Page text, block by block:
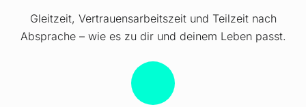
Gleitzeit, Vertrauensarbeitszeit und Teilzeit nach
Absprache – wie es zu dir und deinem Leben passt.